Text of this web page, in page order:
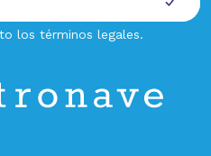
los términos legales.